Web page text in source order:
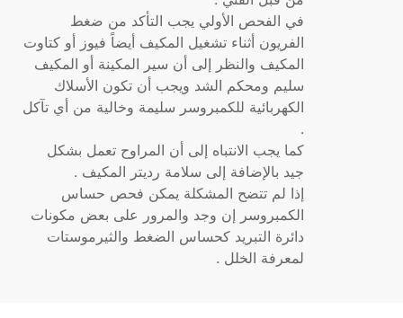
في الفحص الأولي يجب التأكد من ضغط
الفريون أثناء تشغيل المكيف أيضاً فيوز أو كتاوت
المكيف والنظر إلى أن سير المكينة أو المكيف
سليم ومحكم الشد ويجب أن تكون الأسلاك
الكهربائية للكمبروسر سليمة وخالية من أي تآكل
.
كما يجب الانتباه إلى أن المراوح تعمل بشكل
جيد بالإضافة إلى سلامة رديتر المكيف .
إذا لم تتضح المشكلة يمكن فحص حساس
الكمبروسر إن وجد والمرور على بعض مكونات
دائرة التبريد كحساس الضغط والثيرموستات
لمعرفة الخلل .